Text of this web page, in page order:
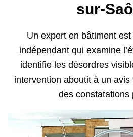
sur-
Un expert en bâtiment
indépendant qui examine
identifie les désordres
intervention aboutit à un
des constatations